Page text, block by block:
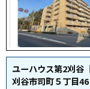
ユーハウス第2刈谷
刈谷市司町５丁目46